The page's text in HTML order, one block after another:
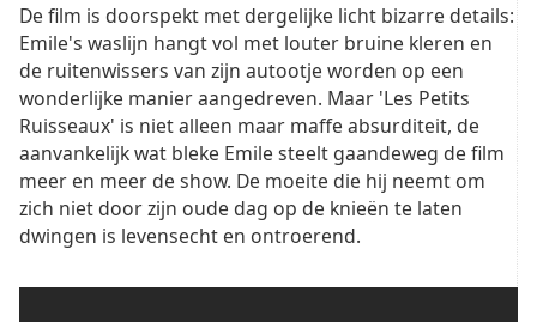
De film is doorspekt met dergelijke licht bizarre details:
Emile's waslijn hangt vol met louter bruine kleren en
de ruitenwissers van zijn autootje worden op een
wonderlijke manier aangedreven. Maar 'Les Petits
Ruisseaux' is niet alleen maar maffe absurditeit, de
aanvankelijk wat bleke Emile steelt gaandeweg de film
meer en meer de show. De moeite die hij neemt om
zich niet door zijn oude dag op de knieën te laten
dwingen is levensecht en ontroerend.